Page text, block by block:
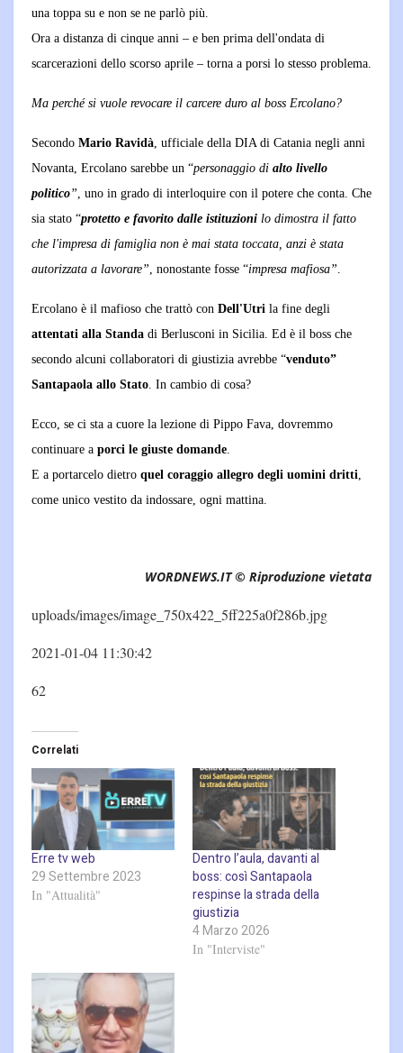
una toppa su e non se ne parlò più.
Ora a distanza di cinque anni – e ben prima dell'ondata di
scarcerazioni dello scorso aprile – torna a porsi lo stesso problema.
Ma perché si vuole revocare il carcere duro al boss Ercolano?
Secondo Mario Ravidà, ufficiale della DIA di Catania negli anni
Novanta, Ercolano sarebbe un “personaggio di alto livello
politico”, uno in grado di interloquire con il potere che conta. Che
sia stato “protetto e favorito dalle istituzioni lo dimostra il fatto
che l'impresa di famiglia non è mai stata toccata, anzi è stata
autorizzata a lavorare”, nonostante fosse “impresa mafiosa”.
Ercolano è il mafioso che trattò con Dell'Utri la fine degli
attentati alla Standa di Berlusconi in Sicilia. Ed è il boss che
secondo alcuni collaboratori di giustizia avrebbe “venduto”
Santapaola allo Stato. In cambio di cosa?
Ecco, se ci sta a cuore la lezione di Pippo Fava, dovremmo
continuare a porci le giuste domande.
E a portarcelo dietro quel coraggio allegro degli uomini dritti,
come unico vestito da indossare, ogni mattina.
WORDNEWS.IT © Riproduzione vietata
uploads/images/image_750x422_5ff225a0f286b.jpg
2021-01-04 11:30:42
62
Correlati
Erre tv web
29 Settembre 2023
In "Attualità"
Dentro l’aula, davanti al
boss: così Santapaola
respinse la strada della
giustizia
4 Marzo 2026
In "Interviste"